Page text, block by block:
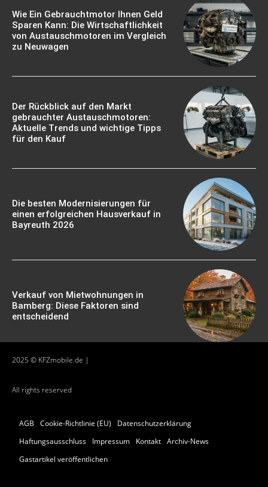
Wie Ein Gebrauchtmotor Ihnen Geld
Sparen Kann: Die Wirtschaftlichkeit
von Austauschmotoren im Vergleich
zu Neuwagen
Der Rückblick auf den Markt
gebrauchter Austauschmotoren:
Aktuelle Trends und wichtige Tipps
für den Kauf
Die besten Modernisierungen für
einen erfolgreichen Hausverkauf in
Bayreuth 2026
Verkauf von Mietwohnungen in
Bamberg: Diese Faktoren sind
entscheidend
2025 © KFZmobile.de |
All rights reserved
AGB Cookie-Richtlinie (EU)
Datenschutzerklärung
Haftungsausschluss
Impressum Kontakt Archiv-News
Gastartikel veröffentlichen